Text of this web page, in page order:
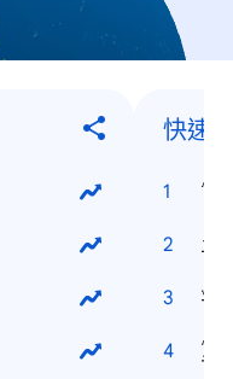
快速
當
永
沙
靈